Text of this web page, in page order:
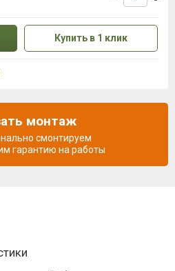
Купить в 1 клик
монтаж
смонтируем
гарантию на работы